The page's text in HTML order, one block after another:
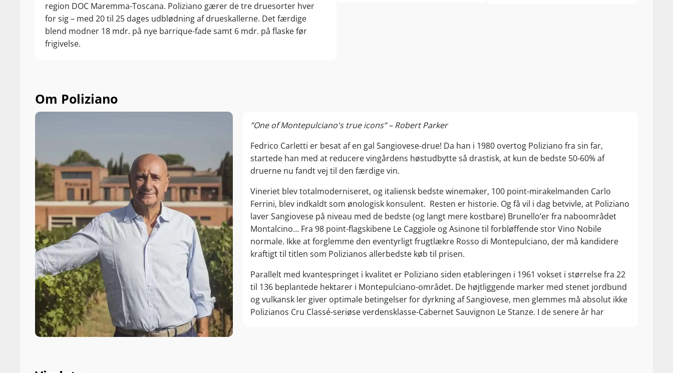
region DOC Maremma-Toscana. Poliziano gærer de tre druesorter hver
for sig – med 20 til 25 dages udblødning af drueskallerne. Det færdige
blend modner 18 mdr. på nye barrique-fade samt 6 mdr. på flaske før
frigivelse.
Om Poliziano
”One of Montepulciano's true icons” – Robert Parker
Fedrico Carletti er besat af en gal Sangiovese-drue! Da han i 1980 overtog Poliziano fra sin far,
startede han med at reducere vingårdens høstudbytte så drastisk, at kun de bedste 50-60% af
druerne nu fandt vej til den færdige vin.
Vineriet blev totalmoderniseret, og italiensk bedste winemaker, 100 point-mirakelmanden Carlo
Ferrini, blev indkaldt som ønologisk konsulent. Resten er historie. Og få vil i dag betvivle, at Poliziano
laver Sangiovese på niveau med de bedste (og langt mere kostbare) Brunello’er fra naboområdet
Montalcino… Fra 98 point-flagskibene Le Caggiole og Asinone til forbløffende stor Vino Nobile
normale. Ikke at forglemme den eventyrligt frugtlækre Rosso di Montepulciano, der må kandidere
kraftigt til titlen som Polizianos allerbedste køb til prisen.
Parallelt med kvantespringet i kvalitet er Poliziano siden etableringen i 1961 vokset i størrelse fra 22
til 136 beplantede hektarer i Montepulciano-området. De højtliggende marker med stenet jordbund
og vulkansk ler giver optimale betingelser for dyrkning af Sangiovese, men glemmes må absolut ikke
Polizianos Cru Classé-seriøse verdensklasse-Cabernet Sauvignon Le Stanze. I de senere år har